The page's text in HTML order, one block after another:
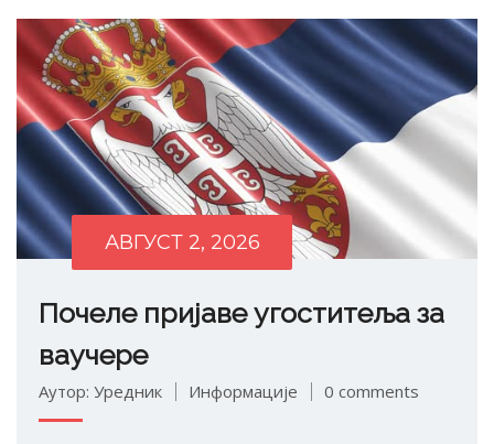
АВГУСТ 2, 2026
Почеле пријаве угоститеља за
ваучере
Аутор: Уредник Информације 0 comments